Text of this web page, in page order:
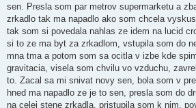
sen. Presla som par metrov supermarketu a
zrkadlo tak ma napadlo ako som chcela
tak som si povedala nahlas ze idem na lucid
si to ze ma byt za zrkadlom, vstupila som do
mna tma a potom som sa ocitla v izbe kde
gravitacia, visela som chvilu vo vzduchu,
to. Zacal sa mi snivat novy sen, bola som v
hned ma napadlo ze je to sen, presla som do
na celej stene zrkadla, pristupila som k nim,